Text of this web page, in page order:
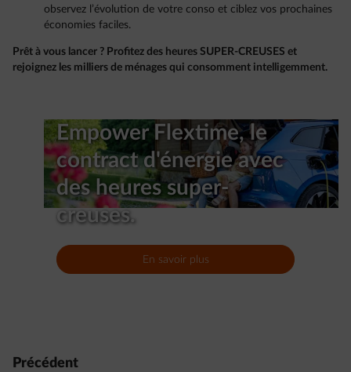
observez l’évolution de votre conso et ciblez vos prochaines
économies faciles.
Prêt à vous lancer ? Profitez des heures SUPER-CREUSES et
rejoignez les milliers de ménages qui consomment intelligemment.
Empower Flextime, le
contract d'énergie avec
des heures super-
creuses.
En savoir plus
Précédent